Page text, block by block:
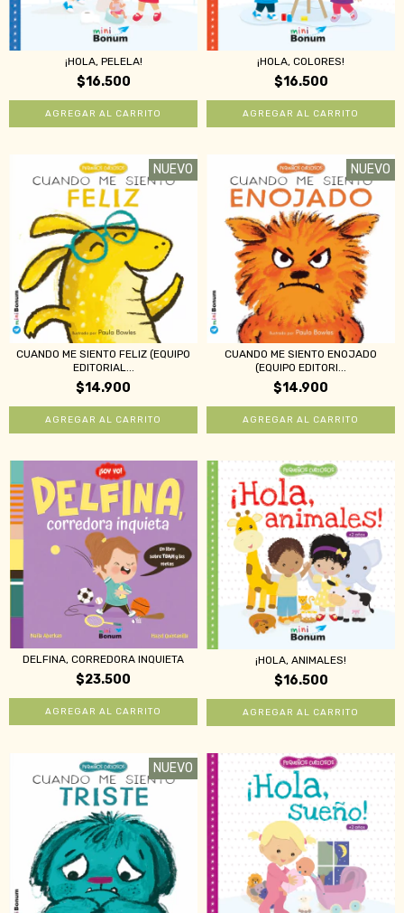
¡HOLA, PELELA!
$16.500
¡HOLA, COLORES!
$16.500
NUEVO
CUANDO ME SIENTO FELIZ (EQUIPO
EDITORIAL...
$14.900
NUEVO
CUANDO ME SIENTO ENOJADO
(EQUIPO EDITORI...
$14.900
DELFINA, CORREDORA INQUIETA
$23.500
¡HOLA, ANIMALES!
$16.500
NUEVO